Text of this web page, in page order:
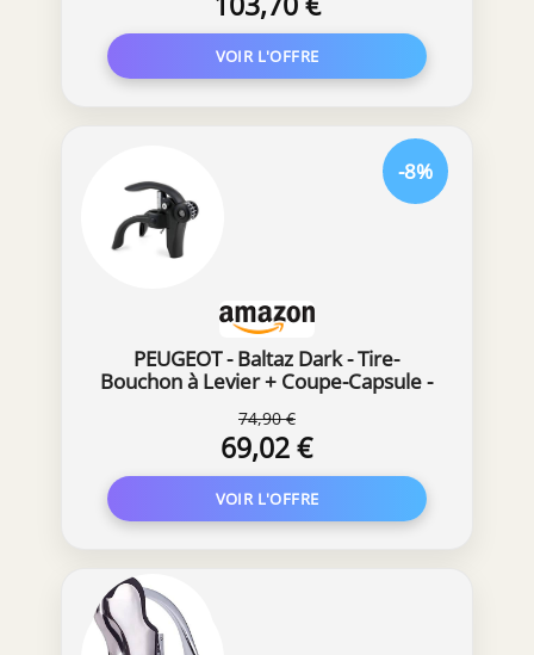
49809000060002
PEUGEOT - Baltaz Dark - Tire-
Bouchon à Levier + Coupe-Capsule -
Cadeau Oenologie - Coloris Noir, 14
CM
74,90 €
69,02 €
-8%